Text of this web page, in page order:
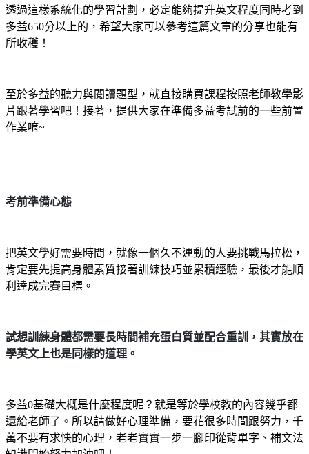
透過這樣系統化的學習計劃，必定能夠提升英文程度同時考到
多益650分以上的，希望大家可以參考這篇文章的分享也能有
所收穫！
至於多益的聽力與閱讀題型，就直接購買課程按照老師教學影
片跟著學習吧！接著，提供大家在準備多益考試前的一些前置
作業唷~
考前準備心態
把英文學好需要時間，就像一個久不運動的人要挑戰馬拉松，
肯定要先提高身體素質接著訓練技巧並累積經驗，最後才能順
利達成完賽目標。
試想訓練身體都需要長時間補充蛋白質並配合重訓，其實放在
學英文上也是同樣的道理。
多益0基礎大概是什麼程度呢？就是等於學校教的內容幾乎都
還給老師了。所以請做好心理準備，要花很多時間跟努力，千
萬不要有求快的心理，老老實實一步一腳印從背單字、補文法